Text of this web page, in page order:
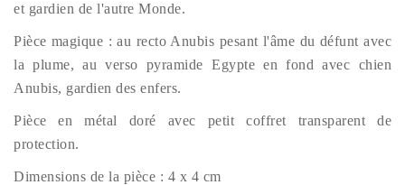
et gardien de l'autre Monde.
Pièce magique : au recto Anubis pesant l'âme du défunt avec
la plume, au verso pyramide Egypte en fond avec chien
Anubis, gardien des enfers.
Pièce en métal doré avec petit coffret transparent de
protection.
Dimensions de la pièce : 4 x 4 cm